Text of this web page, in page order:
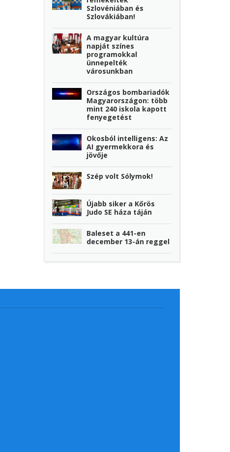
Szlovéniában és
Szlovákiában!
A magyar kultúra
napját színes
programokkal
ünnepelték
városunkban
Országos bombariadók
Magyarországon: több
mint 240 iskola kapott
fenyegetést
Okosból intelligens: Az
AI gyermekkora és
jövője
Szép volt Sólymok!
Újabb siker a Kőrös
Judo SE háza táján
Baleset a 441-en
december 13-án reggel